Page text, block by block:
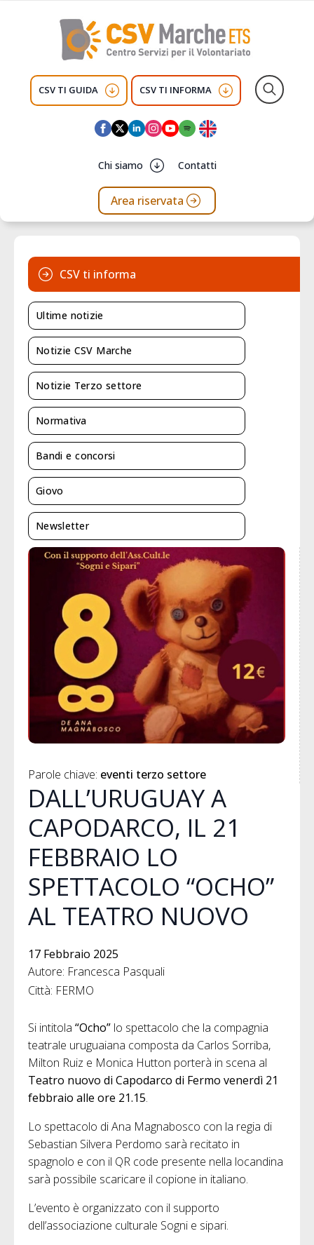
CSV TI GUIDA CSV TI INFORMA
Chi siamo Contatti
Area riservata
Parole chiave: eventi terzo settore
DALL’URUGUAY A
CAPODARCO, IL 21
FEBBRAIO LO
SPETTACOLO “OCHO”
AL TEATRO NUOVO
17 Febbraio 2025
Autore: Francesca Pasquali
Città: FERMO
Si intitola “Ocho” lo spettacolo che la compagnia
teatrale uruguaiana composta da Carlos Sorriba,
Milton Ruiz e Monica Hutton porterà in scena al
Teatro nuovo di Capodarco di Fermo venerdì 21
febbraio alle ore 21.15.
Lo spettacolo di Ana Magnabosco con la regia di
Sebastian Silvera Perdomo sarà recitato in
spagnolo e con il QR code presente nella locandina
sarà possibile scaricare il copione in italiano.
L’evento è organizzato con il supporto
dell’associazione culturale Sogni e sipari.
CSV ti informa
Ultime notizie
Notizie CSV Marche
Notizie Terzo settore
Normativa
Bandi e concorsi
Giovo
Newsletter